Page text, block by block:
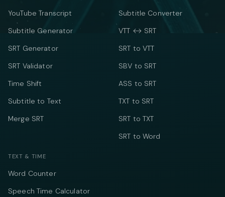
YouTube Transcript
Subtitle Generator
SRT Generator
SRT Validator
Time Shift
Subtitle to Text
Merge SRT
Subtitle Converter
VTT ↔ SRT
SRT to VTT
SBV to SRT
ASS to SRT
TXT to SRT
SRT to TXT
SRT to Word
TEXT & TIME
Word Counter
Speech Time Calculator